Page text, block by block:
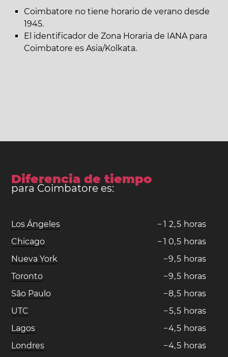
Coimbatore no tiene horario de verano desde
1945.
El identificador de Zona Horaria de IANA para
Coimbatore es Asia/Kolkata.
Diferencia de tiempo
para Coimbatore es:
Los Ángeles − 1 2,5 horas
Chicago
− 1 0,5 horas
Nueva York
−9,5 horas
Toronto
−9,5 horas
São Paulo
−8,5 horas
UTC
−5,5 horas
Lagos
−4,5 horas
Londres
−4,5 horas